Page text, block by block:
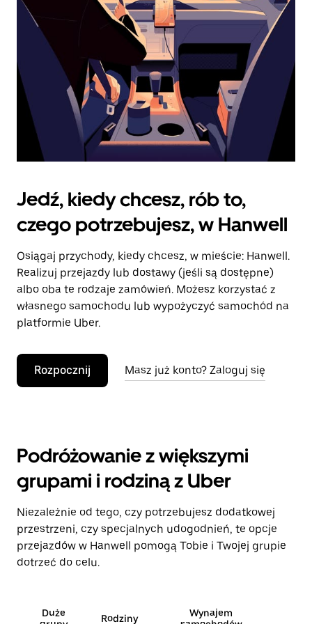
kalendarz.
Jedź, kiedy chcesz, rób to,
czego potrzebujesz, w Hanwell
Osiągaj przychody, kiedy chcesz, w mieście: Hanwell.
Realizuj przejazdy lub dostawy (jeśli są dostępne)
albo oba te rodzaje zamówień. Możesz korzystać z
własnego samochodu lub wypożyczyć samochód na
platformie Uber.
Rozpocznij Masz już konto? Zaloguj się
Podróżowanie z większymi
grupami i rodziną z Uber
Niezależnie od tego, czy potrzebujesz dodatkowej
przestrzeni, czy specjalnych udogodnień, te opcje
przejazdów w Hanwell pomogą Tobie i Twojej grupie
dotrzeć do celu.
Duże
Rodziny
Wynajem